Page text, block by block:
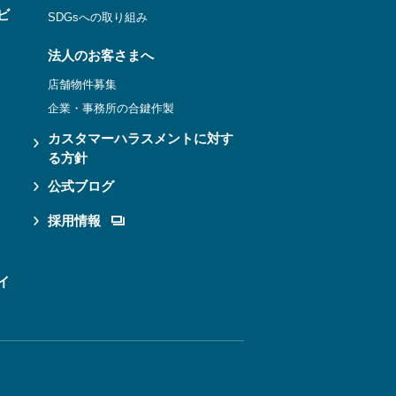
SDGsへの取り組み
法人のお客さまへ
店舗物件募集
企業・事務所の合鍵作製
カスタマーハラスメントに対す
る方針
公式ブログ
採用情報